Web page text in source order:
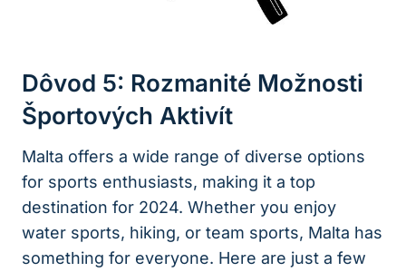
Dôvod 5: Rozmanité Možnosti
Športových Aktivít
Malta offers a wide range of diverse options
for sports enthusiasts, making it a top
destination for 2024. Whether you enjoy
water sports, hiking, or team sports, Malta has
something for everyone. Here are just a few